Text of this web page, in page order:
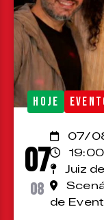
HOJE
07
08
07/
Juiz
de